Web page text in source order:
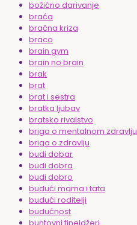
božićno darivanje
braća
bračna kriza
braco
brain gym
brain no brain
brak
brat
brat i sestra
bratka ljubav
bratsko rivalstvo
briga o mentalnom zdravlju
briga o zdravlju
budi dobar
budi dobra
budi dobro
budući mama i tata
budući roditelji
budućnost